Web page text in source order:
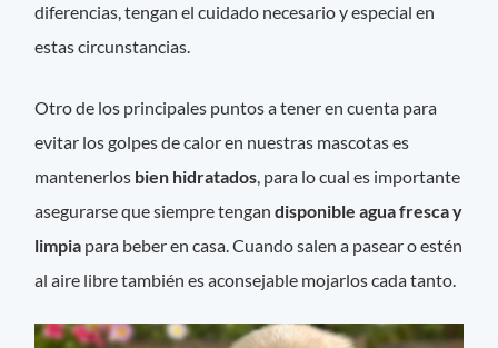
diferencias, tengan el cuidado necesario y especial en
estas circunstancias.
Otro de los principales puntos a tener en cuenta para
evitar los golpes de calor en nuestras mascotas es
mantenerlos bien hidratados, para lo cual es importante
asegurarse que siempre tengandisponible aguafresca y
limpia para beber en casa. Cuando salen a pasear o estén
al aire libre también es aconsejable mojarlos cada tanto.